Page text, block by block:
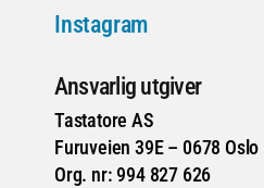
Instagram
Ansvarlig utgiver
Tastatore AS
Furuveien 39E – 0678 Oslo
Org. nr: 994 827 626